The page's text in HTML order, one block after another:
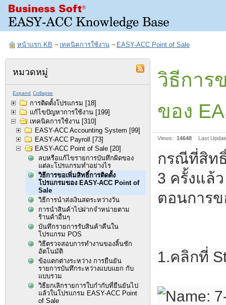
หน้าแรก KB เทคนิคการใช้งาน EASY-ACC Point of Sale
หมวดหมู่
Expand Collapse
การติดตั้งโปรแกรม [18]
แก้ไขปัญหาการใช้งาน [199]
เทคนิคการใช้งาน [310]
EASY-ACC Accounting System [99]
EASY-ACC Payroll
[73]
EASY-ACC Point of Sale [20]
ลบหรือแก้ไขรายการบันทึกผิดของ
แต่ละโปรแกรมทำอย่างไร
วิธีการขอเพิ่มสิทธิ์การติดตั้ง
โปรแกรมของ EASY-ACC Point of
Sale
วิธีการนำส่งเงินสดระหว่างวัน
การนำสินค้าไปฝากจำหน่ายตาม
ร้านค้าอื่นๆ
บันทึกรายการรับสินค้าคืนใน
โปรแกรม POS
วิธีตรวจสอบการทำงานของลิ้นชัก
อัตโนมัติ
ข้อแตกต่างระหว่าง การยืนยัน
รายการบันทึกระหว่างแบบแยก กับ
แบบรวม
วิธียกเลิกรายการใบกำกับที่ยืนยันไป
แล้วในโปรแกรม EASY-ACC Point
of Sale
วิธีการ
ของ
Views: 14648 Last
กรณีที่สิท
3 ครั้งแล้
ตอนการ
1.คลิกที่